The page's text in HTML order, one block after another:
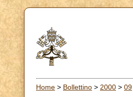
Home > Bollettino > 2000 > 09